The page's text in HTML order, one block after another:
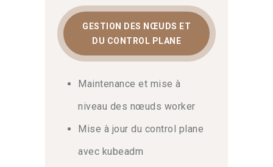
Controle plane, nœuds et
réseau Kubernetes avancé
D’abord, appréhender la maintenance
des nœuds workers, la mise à niveau du
l’utilisation des network policies
demande méthode et rigueur. Grâce à
une observabilité fine, vous garantissez
la haute disponibilité de vos
GESTION DES NŒUDS ET
DU CONTROL PLANE
Maintenance et mise à
niveau des nœuds worker
Mise à jour du control plane
avec kubeadm